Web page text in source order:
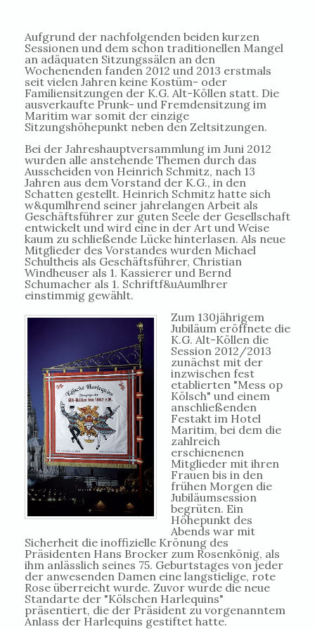
Aufgrund der nachfolgenden beiden kurzen
Sessionen und dem schon traditionellen Mangel
an adäquaten Sitzungssälen an den
Wochenenden fanden 2012 und 2013 erstmals
seit vielen Jahren keine Kostüm- oder
Familiensitzungen der K.G. Alt-Köllen statt. Die
ausverkaufte Prunk- und Fremdensitzung im
Maritim war somit der einzige
Sitzungshöhepunkt neben den Zeltsitzungen.
Bei der Jahreshauptversammlung im Juni 2012
wurden alle anstehende Themen durch das
Ausscheiden von Heinrich Schmitz, nach 13
Jahren aus dem Vorstand der K.G., in den
Schatten gestellt. Heinrich Schmitz hatte sich
w&qumlhrend seiner jahrelangen Arbeit als
Geschäftsführer zur guten Seele der Gesellschaft
entwickelt und wird eine in der Art und Weise
kaum zu schließende Lücke hinterlasen. Als neue
Mitglieder des Vorstandes wurden Michael
Schultheis als Geschäftsführer, Christian
Windheuser als 1. Kassierer und Bernd
Schumacher als 1. Schriftf&uAumlhrer
einstimmig gewählt.
Zum 130jährigem
Jubiläum eröffnete die
K.G. Alt-Köllen die
Session 2012/2013
zunächst mit der
inzwischen fest
etablierten "Mess op
Kölsch" und einem
anschließenden
Festakt im Hotel
Maritim, bei dem die
zahlreich
erschienenen
Mitglieder mit ihren
Frauen bis in den
frühen Morgen die
Jubiläumsession
begrüten. Ein
Höhepunkt des
Abends war mit
Sicherheit die inoffizielle Krönung des
Präsidenten Hans Brocker zum Rosenkönig, als
ihm anlässlich seines 75. Geburtstages von jeder
der anwesenden Damen eine langstielige, rote
Rose überreicht wurde. Zuvor wurde die neue
Standarte der "Kölschen Harlequins"
präsentiert, die der Präsident zu vorgenanntem
Anlass der Harlequins gestiftet hatte.